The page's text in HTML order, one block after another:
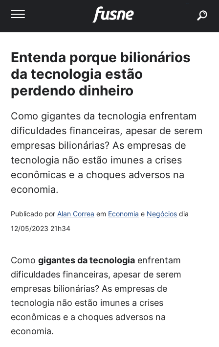
Entenda porque bilionários
da tecnologia estão
perdendo dinheiro
Como gigantes da tecnologia enfrentam
dificuldades financeiras, apesar de serem
empresas bilionárias? As empresas de
tecnologia não estão imunes a crises
econômicas e a choques adversos na
economia.
Publicado porAlan Correa em Economia e Negócios dia
12/05/2023 21h34
Comogigantes da tecnologia enfrentam
dificuldades financeiras, apesar de serem
empresas bilionárias? As empresas de
tecnologia não estão imunes a crises
econômicas e a choques adversos na
economia.